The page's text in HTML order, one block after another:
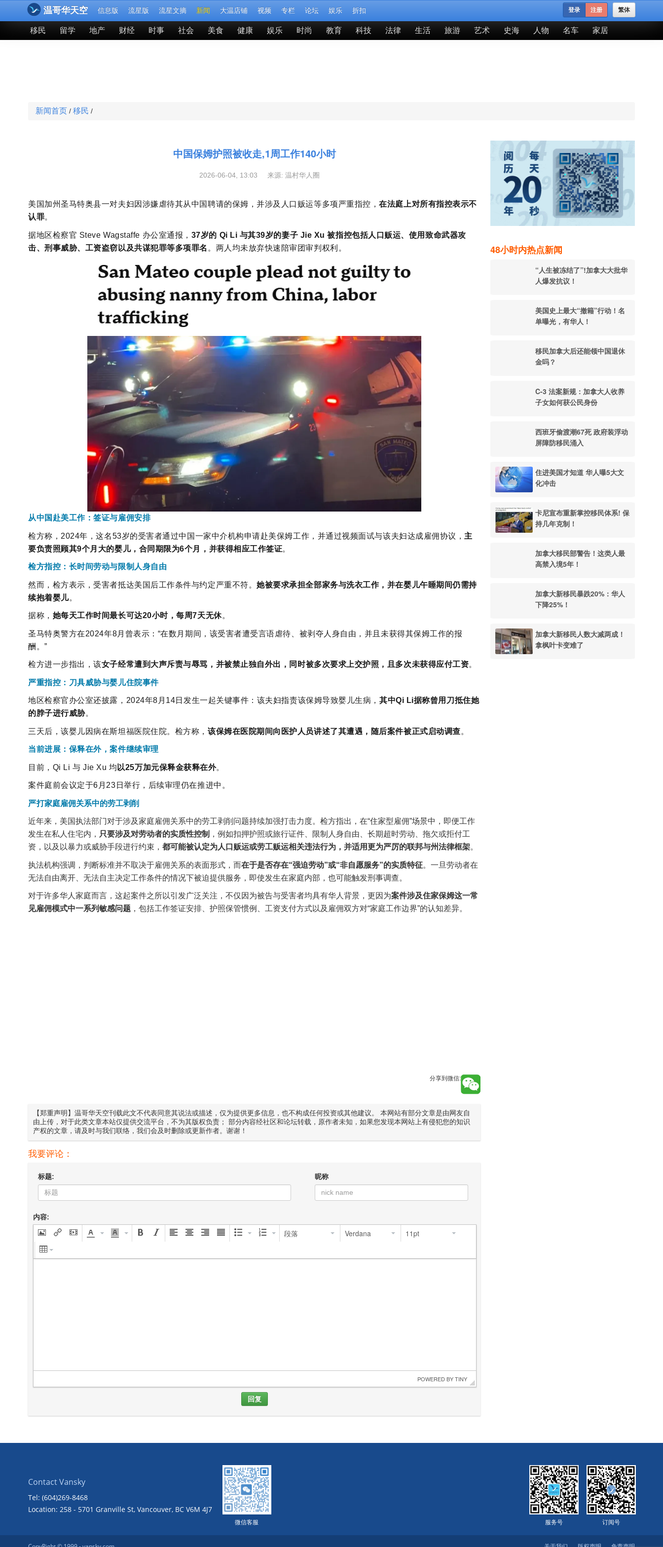
温哥华天空 信息版 流星版 流星文摘 新闻 大温店铺 视频 专栏 论坛 娱乐 折扣 繁体
登录 注册
移民 留学 地产 财经 时事 社会 美食 健康 娱乐 时尚 教育 科技 法律 生活 旅游 艺术 史海 人物 名车 家居
新闻首页 / 移民 /
中国保姆护照被收走,1周工作140小时
2026-06-04, 13:03 来源: 温村华人圈
美国加州圣马特奥县一对夫妇因涉嫌虐待其从中国聘请的保姆，并涉及人口贩运等多项严重指控，在法庭上对所有指控表示不
认罪。
据地区检察官 Steve Wagstaffe 办公室通报， 37岁的 Qi Li 与其39岁的妻子 Jie Xu 被指控包括人口贩运、使用致命武器攻
击、刑事威胁、工资盗窃以及共谋犯罪等多项罪名 。两人均未放弃快速陪审团审判权利。
从中国赴美工作：签证与雇佣安排
检方称，2024年，这名53岁的受害者通过中国一家中介机构申请赴美保姆工作，并通过视频面试与该夫妇达成雇佣协议， 主
要负责照顾其9个月大的婴儿，合同期限为6个月，并获得相应工作签证。
检方指控：长时间劳动与限制人身自由
然而，检方表示，受害者抵达美国后工作条件与约定严重不符。她被要求承担全部家务与洗衣工作，并在婴儿午睡期间仍需持
续抱着婴儿。
据称， 她每天工作时间最长可达20小时，每周7天无休。
圣马特奥警方在2024年8月曾表示：“在数月期间，该受害者遭受言语虐待、被剥夺人身自由，并且未获得其保姆工作的报
酬。”
检方进一步指出，该女子经常遭到大声斥责与辱骂，并被禁止独自外出，同时被多次要求上交护照，且多次未获得应付工资。
严重指控：刀具威胁与婴儿住院事件
地区检察官办公室还披露，2024年8月14日发生一起关键事件：该夫妇指责该保姆导致婴儿生病，其中Qi Li据称曾用刀抵住她
的脖子进行威胁。
三天后，该婴儿因病在斯坦福医院住院。检方称， 该保姆在医院期间向医护人员讲述了其遭遇，随后案件被正式启动调查。
当前进展：保释在外，案件继续审理
目前，Qi Li 与 Jie Xu 均 以25万加元保释金获释在外。
案件庭前会议定于6月23日举行，后续审理仍在推进中。
严打家庭雇佣关系中的劳工剥削
近年来，美国执法部门对于涉及家庭雇佣关系中的劳工剥削问题持续加强打击力度。检方指出，在“住家型雇佣”场景中，即便工作
发生在私人住宅内， 只要涉及对劳动者的实质性控制 ，例如扣押护照或旅行证件、限制人身自由、长期超时劳动、拖欠或拒付工
资，以及以暴力或威胁手段进行约束， 都可能被认定为人口贩运或劳工贩运相关违法行为，并适用更为严厉的联邦与州法律框架。
执法机构强调，判断标准并不取决于雇佣关系的表面形式，而在于是否存在“强迫劳动”或“非自愿服务”的实质特征。一旦劳动者在
无法自由离开、无法自主决定工作条件的情况下被迫提供服务，即使发生在家庭内部，也可能触发刑事调查。
对于许多华人家庭而言，这起案件之所以引发广泛关注，不仅因为被告与受害者均具有华人背景，更因为案件涉及住家保姆这一常
见雇佣模式中一系列敏感问题 ，包括工作签证安排、护照保管惯例、工资支付方式以及雇佣双方对“家庭工作边界”的认知差异。
分享到微信:
【郑重声明】温哥华天空刊载此文不代表同意其说法或描述，仅为提供更多信息，也不构成任何投资或其他建议。 本网站有部分文章是由网友自
由上传，对于此类文章本站仅提供交流平台，不为其版权负责； 部分内容经社区和论坛转载，原作者未知，如果您发现本网站上有侵犯您的知识
产权的文章，请及时与我们联络，我们会及时删除或更新作者。谢谢！
我要评论：
标题: 昵称
内容:
段落 Verdana 11pt
POWERED BY TINY
回复
48小时内热点新闻
“人生被冻结了”!加拿大大批华
人爆发抗议！
美国史上最大“撤籍”行动！名
单曝光，有华人！
移民加拿大后还能领中国退休
金吗？
C-3 法案新规：加拿大人收养
子女如何获公民身份
西班牙偷渡潮67死 政府装浮动
屏障防移民涌入
住进美国才知道 华人曝5大文
化冲击
卡尼宣布重新掌控移民体系! 保
持几年克制！
加拿大移民部警告！这类人最
高禁入境5年！
加拿大新移民暴跌20%：华人
下降25%！
加拿大新移民人数大减两成！
拿枫叶卡变难了
Contact Vansky
Tel: (604)269-8468
Location: 258 - 5701 Granville St, Vancouver, BC V6M 4J7
微信客服 订阅号
服务号